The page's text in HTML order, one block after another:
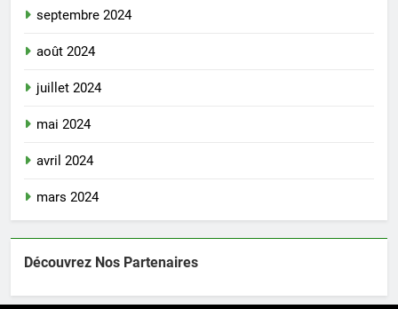
septembre 2024
août 2024
juillet 2024
mai 2024
avril 2024
mars 2024
Découvrez Nos Partenaires